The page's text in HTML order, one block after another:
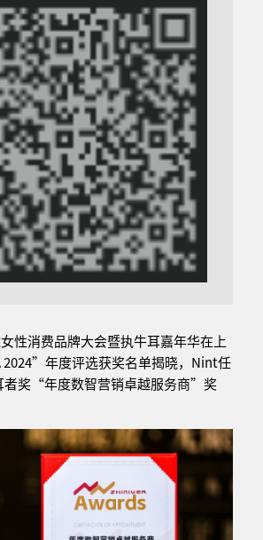
性消费品牌大会暨执牛耳嘉年华在上
年度评选获奖名单揭晓，Nint任
者奖“年度数智营销卓越服务商”奖